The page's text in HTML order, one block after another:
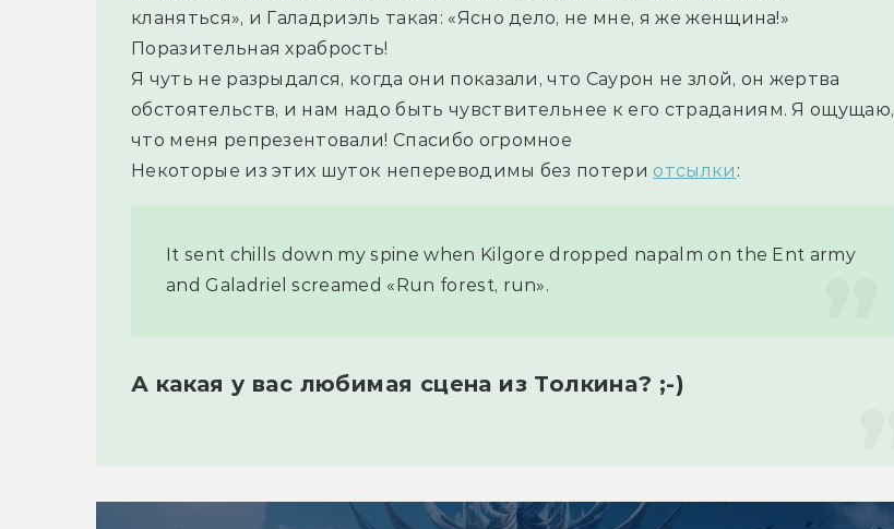
кланяться», и Галадриэль такая: «Ясно дело, не мне, я же женщина!»
Поразительная храбрость!
Я чуть не разрыдался, когда они показали, что Саурон не злой, он жертва
обстоятельств, и нам надо быть чувствительнее к его страданиям. Я ощущаю,
что меня репрезентовали! Спасибо огромное
Некоторые из этих шуток непереводимы без потери отсылки :
It sent chills down my spine when Kilgore dropped napalm on the Ent army
and Galadriel screamed «Run forest, run».
А какая у вас любимая сцена из Толкина? ;-)